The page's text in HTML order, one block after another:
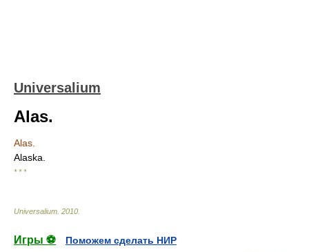
Universalium
Alas.
Alas.
Alaska.
* * *
Universalium 2010
Игры ⚽
Поможем сделать НИР